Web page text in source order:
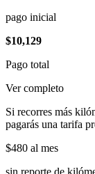
pago inicial
$10,129
Pago total
Ver completo
Si recorres más
pagarás una tarifa
$480 al mes
sin reporte de